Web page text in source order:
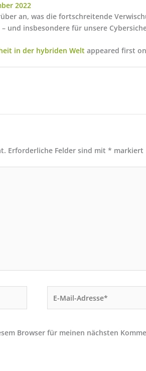
2022
an, was die fortschreitende
und insbesondere für unsere
in der hybriden Welt appeared first on
Erforderliche Felder sind mit * markiert
Mail-
Browser für meinen nächsten